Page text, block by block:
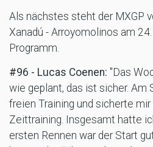
Als nächstes steht der MXGP
Xanadú - Arroyomolinos am
Programm.
#96 - Lucas Coenen: "Das
wie geplant, das ist sicher. Am
freien Training und sicherte
Zeittraining. Insgesamt hatte
ersten Rennen war der Start